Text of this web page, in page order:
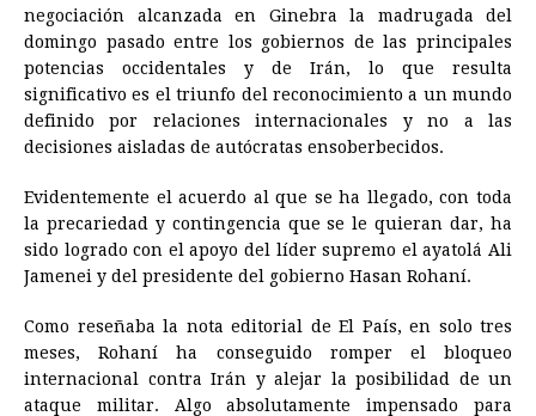
negociación alcanzada en Ginebra la madrugada del
domingo pasado entre los gobiernos de las principales
potencias occidentales y de Irán, lo que resulta
significativo es el triunfo del reconocimiento a un mundo
definido por relaciones internacionales y no a las
decisiones aisladas de autócratas ensoberbecidos.
Evidentemente el acuerdo al que se ha llegado, con toda
la precariedad y contingencia que se le quieran dar, ha
sido logrado con el apoyo del líder supremo el ayatolá Ali
Jamenei y del presidente del gobierno Hasan Rohaní.
Como reseñaba la nota editorial de El País, en solo tres
meses, Rohaní ha conseguido romper el bloqueo
internacional contra Irán y alejar la posibilidad de un
ataque militar. Algo absolutamente impensado para